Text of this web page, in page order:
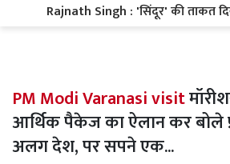
Rajnath Singh : 'सिंदूर' की ताकत
PM Modi Varanasi visit
आर्थिक पैकेज का ऐलान कर बोले
अलग देश, पर सपने एक...